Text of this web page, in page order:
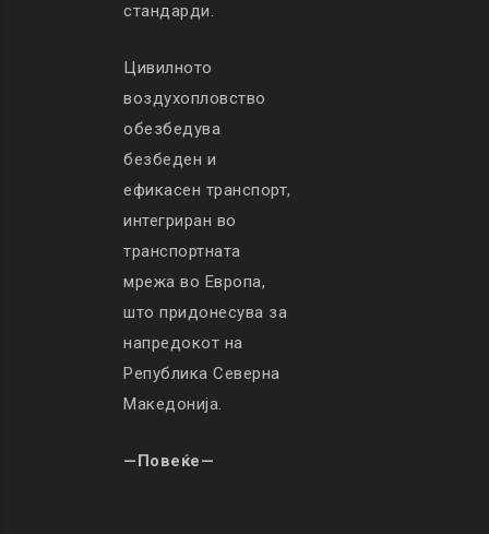
стандарди.
Цивилното
воздухопловство
обезбедува
безбеден и
ефикасен транспорт,
интегриран во
транспортната
мрежа во Европа,
што придонесува за
напредокот на
Република Северна
Македонија.
—Повеќе—